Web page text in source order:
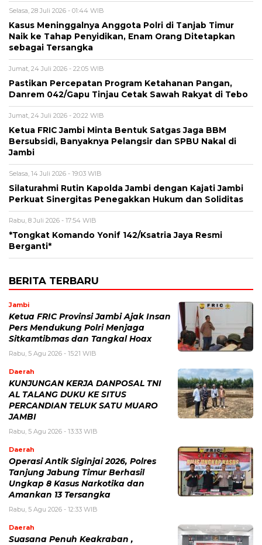
Selasa, 28 Juli 2026 - 01:44 WIB
Kasus Meninggalnya Anggota Polri di Tanjab Timur
Naik ke Tahap Penyidikan, Enam Orang Ditetapkan
sebagai Tersangka
Jumat, 24 Juli 2026 - 22:05 WIB
Pastikan Percepatan Program Ketahanan Pangan,
Danrem 042/Gapu Tinjau Cetak Sawah Rakyat di Tebo
Jumat, 24 Juli 2026 - 20:22 WIB
Ketua FRIC Jambi Minta Bentuk Satgas Jaga BBM
Bersubsidi, Banyaknya Pelangsir dan SPBU Nakal di
Jambi
Selasa, 14 Juli 2026 - 19:03 WIB
Silaturahmi Rutin Kapolda Jambi dengan Kajati Jambi
Perkuat Sinergitas Penegakkan Hukum dan Soliditas
Rabu, 8 Juli 2026 - 17:54 WIB
*Tongkat Komando Yonif 142/Ksatria Jaya Resmi
Berganti*
BERITA TERBARU
Jambi
Ketua FRIC Provinsi Jambi Ajak Insan
Pers Mendukung Polri Menjaga
Sitkamtibmas dan Tangkal Hoax
Rabu, 5 Agu 2026 - 15:21 WIB
Daerah
KUNJUNGAN KERJA DANPOSAL TNI
AL TALANG DUKU KE SITUS
PERCANDIAN TELUK SATU MUARO
JAMBI
Rabu, 5 Agu 2026 - 13:33 WIB
Daerah
Operasi Antik Siginjai 2026, Polres
Tanjung Jabung Timur Berhasil
Ungkap 8 Kasus Narkotika dan
Amankan 13 Tersangka
Rabu, 5 Agu 2026 - 12:33 WIB
Daerah
Suasana Penuh Keakraban ,